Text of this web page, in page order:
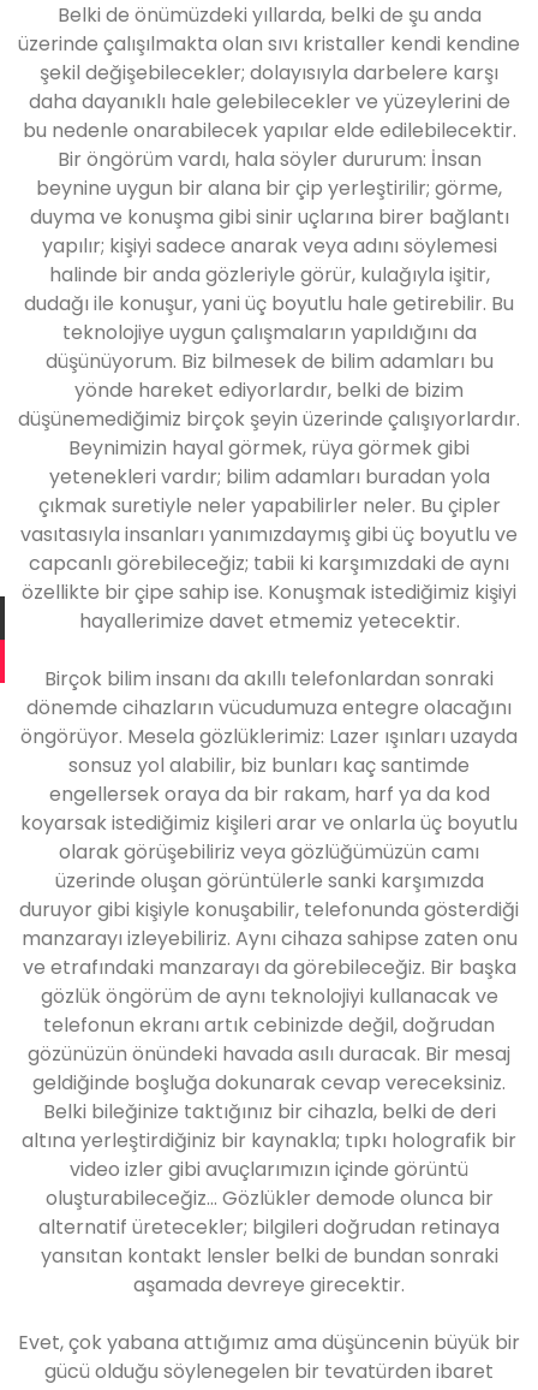
Belki de önümüzdeki yıllarda, belki de şu anda
üzerinde çalışılmakta olan sıvı kristaller kendi kendine
şekil değişebilecekler; dolayısıyla darbelere karşı
daha dayanıklı hale gelebilecekler ve yüzeylerini de
bu nedenle onarabilecek yapılar elde edilebilecektir.
Bir öngörüm vardı, hala söyler dururum: İnsan
beynine uygun bir alana bir çip yerleştirilir; görme,
duyma ve konuşma gibi sinir uçlarına birer bağlantı
yapılır; kişiyi sadece anarak veya adını söylemesi
halinde bir anda gözleriyle görür, kulağıyla işitir,
dudağı ile konuşur, yani üç boyutlu hale getirebilir. Bu
teknolojiye uygun çalışmaların yapıldığını da
düşünüyorum. Biz bilmesek de bilim adamları bu
yönde hareket ediyorlardır, belki de bizim
düşünemediğimiz birçok şeyin üzerinde çalışıyorlardır.
Beynimizin hayal görmek, rüya görmek gibi
yetenekleri vardır; bilim adamları buradan yola
çıkmak suretiyle neler yapabilirler neler. Bu çipler
vasıtasıyla insanları yanımızdaymış gibi üç boyutlu ve
capcanlı görebileceğiz; tabii ki karşımızdaki de aynı
özellikte bir çipe sahip ise. Konuşmak istediğimiz kişiyi
hayallerimize davet etmemiz yetecektir.
Birçok bilim insanı da akıllı telefonlardan sonraki
dönemde cihazların vücudumuza entegre olacağını
öngörüyor. Mesela gözlüklerimiz: Lazer ışınları uzayda
sonsuz yol alabilir, biz bunları kaç santimde
engellersek oraya da bir rakam, harf ya da kod
koyarsak istediğimiz kişileri arar ve onlarla üç boyutlu
olarak görüşebiliriz veya gözlüğümüzün camı
üzerinde oluşan görüntülerle sanki karşımızda
duruyor gibi kişiyle konuşabilir, telefonunda gösterdiği
manzarayı izleyebiliriz. Aynı cihaza sahipse zaten onu
ve etrafındaki manzarayı da görebileceğiz. Bir başka
gözlük öngörüm de aynı teknolojiyi kullanacak ve
telefonun ekranı artık cebinizde değil, doğrudan
gözünüzün önündeki havada asılı duracak. Bir mesaj
geldiğinde boşluğa dokunarak cevap vereceksiniz.
Belki bileğinize taktığınız bir cihazla, belki de deri
altına yerleştirdiğiniz bir kaynakla; tıpkı holografik bir
video izler gibi avuçlarımızın içinde görüntü
oluşturabileceğiz... Gözlükler demode olunca bir
alternatif üretecekler; bilgileri doğrudan retinaya
yansıtan kontakt lensler belki de bundan sonraki
aşamada devreye girecektir.
Evet, çok yabana attığımız ama düşüncenin büyük bir
gücü olduğu söylenegelen bir tevatürden ibaret